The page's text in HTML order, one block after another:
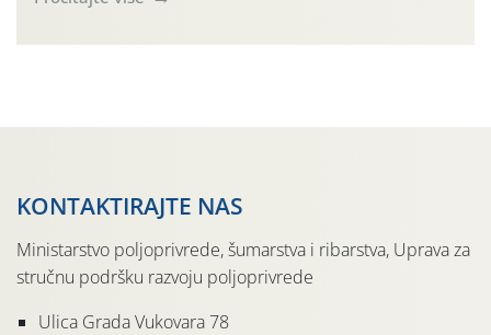
činjenicom da je riječ o mladim nasadima s vrlo malim
KONTAKTIRAJTE NAS
Ministarstvo poljoprivrede, šumarstva i ribarstva, Uprava za
stručnu podršku razvoju poljoprivrede
Ulica Grada Vukovara 78